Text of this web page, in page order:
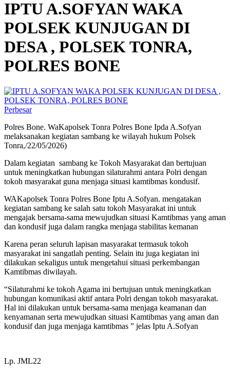
IPTU A.SOFYAN WAKA
POLSEK KUNJUGAN DI
DESA , POLSEK TONRA,
POLRES BONE
Perbesar
Polres Bone. WaKapolsek Tonra Polres Bone Ipda A.Sofyan
melaksanakan kegiatan sambang ke wilayah hukum Polsek
Tonra,/22/05/2026)
Dalam kegiatan sambang ke Tokoh Masyarakat dan bertujuan
untuk meningkatkan hubungan silaturahmi antara Polri dengan
tokoh masyarakat guna menjaga situasi kamtibmas kondusif.
WAKapolsek Tonra Polres Bone Iptu A.Sofyan. mengatakan
kegiatan sambang ke salah satu tokoh Masyarakat ini untuk
mengajak bersama-sama mewujudkan situasi Kamtibmas yang aman
dan kondusif juga dalam rangka menjaga stabilitas kemanan
Karena peran seluruh lapisan masyarakat termasuk tokoh
masyarakat ini sangatlah penting. Selain itu juga kegiatan ini
dilakukan sekaligus untuk mengetahui situasi perkembangan
Kamtibmas diwilayah.
“Silaturahmi ke tokoh Agama ini bertujuan untuk meningkatkan
hubungan komunikasi aktif antara Polri dengan tokoh masyarakat.
Hal ini dilakukan untuk bersama-sama menjaga keamanan dan
kenyamanan serta mewujudkan situasi Kamtibmas yang aman dan
kondusif dan juga menjaga kamtibmas ” jelas Iptu A.Sofyan
Lp. JML22